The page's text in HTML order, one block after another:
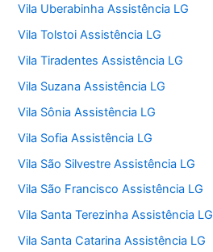
Vila Uberabinha Assistência LG
Vila Tolstoi Assistência LG
Vila Tiradentes Assistência LG
Vila Suzana Assistência LG
Vila Sônia Assistência LG
Vila Sofia Assistência LG
Vila São Silvestre Assistência LG
Vila São Francisco Assistência LG
Vila Santa Terezinha Assistência LG
Vila Santa Catarina Assistência LG